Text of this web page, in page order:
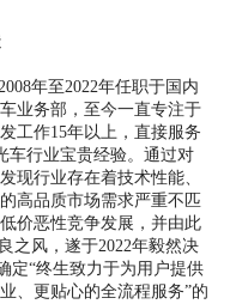
008年至2022年任职于国内
业务部， 至今一直专注于
工作15年以上， 直接服务
车行业宝贵经验。通过对
现行业存在着技术性能、
高品质市场需求严重不匹
价恶性竞争发展，并由此
之风，遂于2022年毅然决
定“终生致力于为用户提供
、更贴心的全流程服务”的